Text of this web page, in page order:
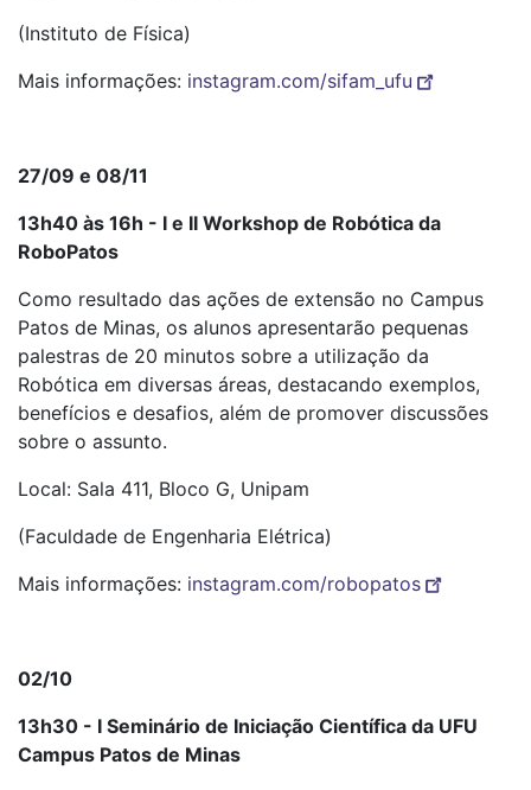
(Instituto de Física)
Mais informações: instagram.com/sifam_ufu
27/09 e 08/11
13h40 às 16h - I e II Workshop de Robótica da
RoboPatos
Como resultado das ações de extensão no Campus
Patos de Minas, os alunos apresentarão pequenas
palestras de 20 minutos sobre a utilização da
Robótica em diversas áreas, destacando exemplos,
benefícios e desafios, além de promover discussões
sobre o assunto.
Local: Sala 411, Bloco G, Unipam
(Faculdade de Engenharia Elétrica)
Mais informações: instagram.com/robopatos
02/10
13h30 - I Seminário de Iniciação Científica da UFU
Campus Patos de Minas